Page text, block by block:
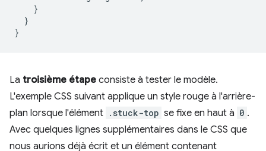
}
}
}
La troisième étape consiste à tester le modèle.
L'exemple CSS suivant applique un style rouge à l'arrière-
plan lorsque l'élément .stuck-top se fixe en haut à 0 .
Avec quelques lignes supplémentaires dans le CSS que
nous aurions déjà écrit et un élément contenant